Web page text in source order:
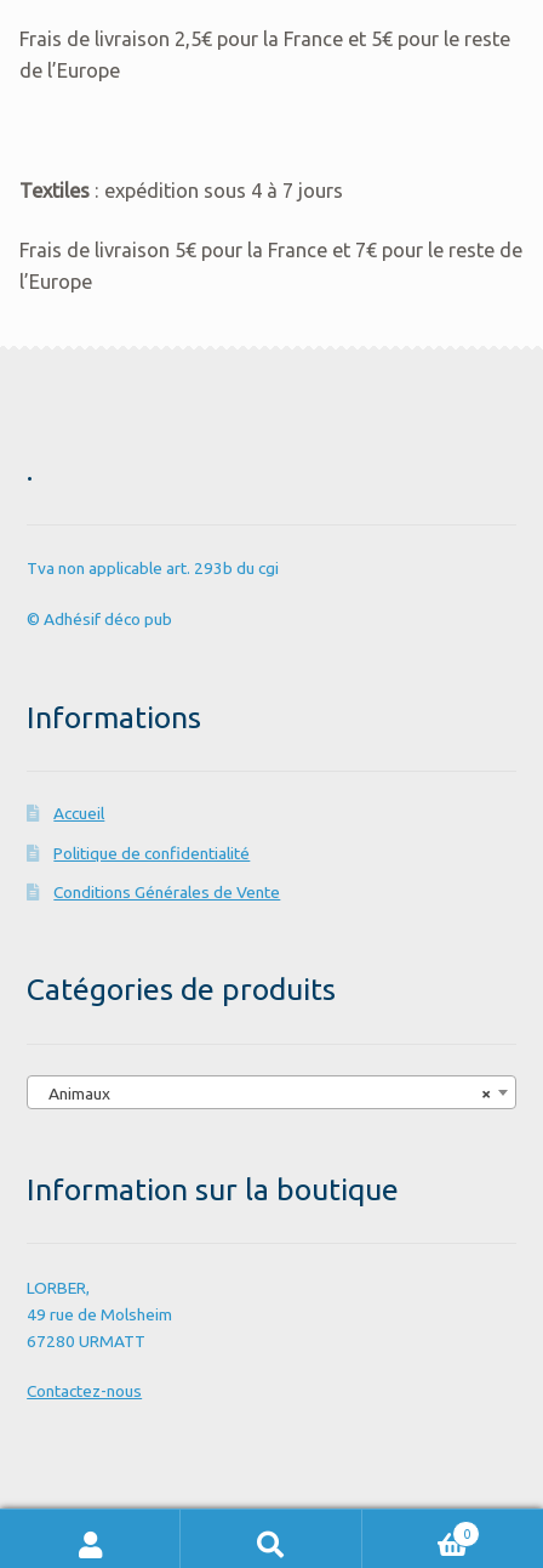
Frais de livraison 2,5€ pour la France et 5€ pour le reste
de l’Europe
Textiles : expédition sous 4 à 7 jours
Frais de livraison 5€ pour la France et 7€ pour le reste de
l’Europe
.
Tva non applicable art. 293b du cgi
© Adhésif déco pub
Informations
Accueil
Politique de confidentialité
Conditions Générales de Vente
Catégories de produits
×
Animaux
Information sur la boutique
LORBER,
49 rue de Molsheim
67280 URMATT
Contactez-nous
Recherche
0